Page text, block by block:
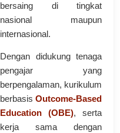
bersaing di tingkat
nasional maupun
internasional.
Dengan didukung tenaga
pengajar yang
berpengalaman, kurikulum
berbasis Outcome-Based
Education (OBE), serta
kerja sama dengan